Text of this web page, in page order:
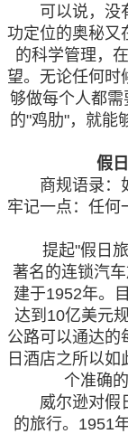
可以说，没有
功定位的奥秘又
的科学管理，
望。无论任何时
够做每个人都
的"鸡肋"，就能
假
商规语录：
牢记一点：任何
提起"假日旅
著名的连锁汽
建于1952年。
达到10亿美元
公路可以通达的
日酒店之所以
个准确
威尔逊对假日
的旅行。1951